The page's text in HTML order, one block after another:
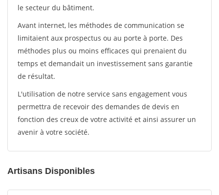
le secteur du bâtiment.
Avant internet, les méthodes de communication se
limitaient aux prospectus ou au porte à porte. Des
méthodes plus ou moins efficaces qui prenaient du
temps et demandait un investissement sans garantie
de résultat.
L'utilisation de notre service sans engagement vous
permettra de recevoir des demandes de devis en
fonction des creux de votre activité et ainsi assurer un
avenir à votre société.
Artisans Disponibles